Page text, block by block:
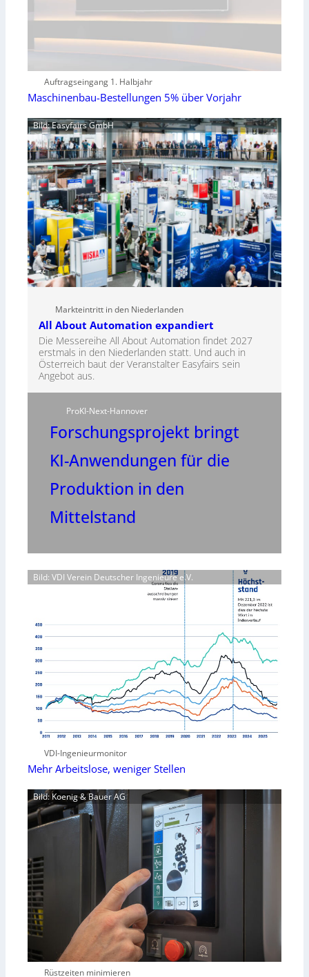
Auftragseingang 1. Halbjahr
Maschinenbau-Bestellungen 5% über Vorjahr
Bild: Easyfairs GmbH
Markteintritt in den Niederlanden
All About Automation expandiert
Die Messereihe All About Automation findet 2027
erstmals in den Niederlanden statt. Und auch in
Österreich baut der Veranstalter Easyfairs sein
Angebot aus.
ProKI-Next-Hannover
Forschungsprojekt bringt
KI-Anwendungen für die
Produktion in den
Mittelstand
Bild: VDI Verein Deutscher Ingenieure e.V.
VDI-Ingenieurmonitor
Mehr Arbeitslose, weniger Stellen
Bild: Koenig & Bauer AG
Rüstzeiten minimieren